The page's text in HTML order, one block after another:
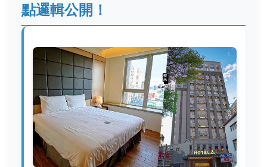
點邏輯公開！